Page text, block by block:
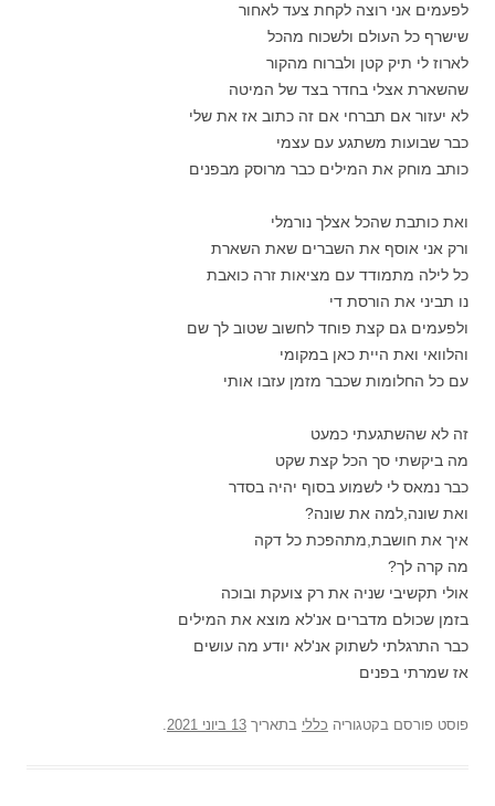
לפעמים אני רוצה לקחת צעד לאחור
שישרף כל העולם ולשכוח מהכל
לארוז לי תיק קטן ולברוח מהקור
שהשארת אצלי בחדר בצד של המיטה
לא יעזור אם תברחי אם זה כתוב אז את שלי
כבר שבועות משתגע עם עצמי
כותב מוחק את המילים כבר מרוסק מבפנים
ואת כותבת שהכל אצלך נורמלי
ורק אני אוסף את השברים שאת השארת
כל לילה מתמודד עם מציאות זרה כואבת
נו תביני את הורסת די
ולפעמים גם קצת פוחד לחשוב שטוב לך שם
והלוואי ואת היית כאן במקומי
עם כל החלומות שכבר מזמן עזבו אותי
זה לא שהשתגעתי כמעט
מה ביקשתי סך הכל קצת שקט
כבר נמאס לי לשמוע בסוף יהיה בסדר
ואת שונה,למה את שונה?
איך את חושבת,מתהפכת כל דקה
מה קרה לך?
אולי תקשיבי שניה את רק צועקת ובוכה
בזמן שכולם מדברים אנ'לא מוצא את המילים
כבר התרגלתי לשתוק אנ'לא יודע מה עושים
אז שמרתי בפנים
פוסט פורסם בקטגוריה כללי בתאריך 13 ביוני 2021 .